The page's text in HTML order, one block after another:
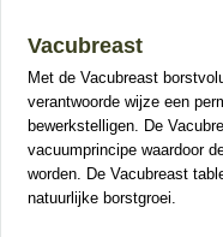
Vacubreast
Met de Vacubreast
verantwoorde wijze een
bewerkstelligen. De
vacuumprincipe waardoor
worden. De Vacubreast
natuurlijke borstgroei.